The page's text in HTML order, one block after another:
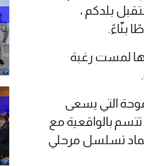
بلدكم ،
بنّاءً.
لمست رغبة
التي يسعى
بالواقعية مع
تسلسل مرحلي